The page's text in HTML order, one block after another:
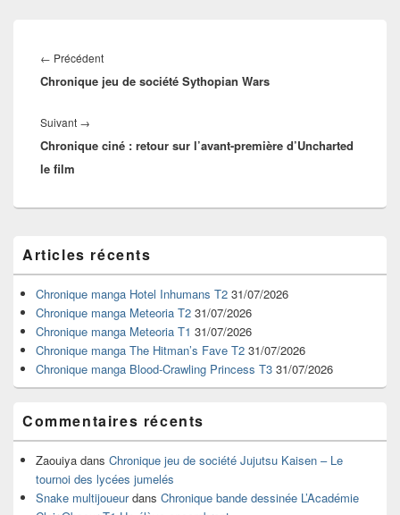
de
l’article
← PrécédentArticle
précédent :
Chronique jeu de société Sythopian Wars
Suivant →
suivant :
Chronique ciné : retour sur l’avant-première d’Uncharted
le film
principale
de
widget
pour
barre
latérale
Articles récents
Chronique manga Hotel Inhumans T2 31/07/2026
Chronique manga Meteoria T2 31/07/2026
Chronique manga Meteoria T1 31/07/2026
Chronique manga The Hitman’s Fave T2 31/07/2026
Chronique manga Blood-Crawling Princess T3 31/07/2026
Commentaires récents
Zaouiya dans Chronique jeu de société Jujutsu Kaisen – Le
tournoi des lycées jumelés
Snake multijoueurdans Chronique bande dessinée L’Académie